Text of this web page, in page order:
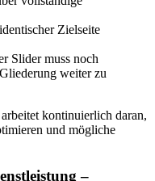
Zielseite
Slider muss noch
weiter zu
kontinuierlich daran,
und mögliche
–